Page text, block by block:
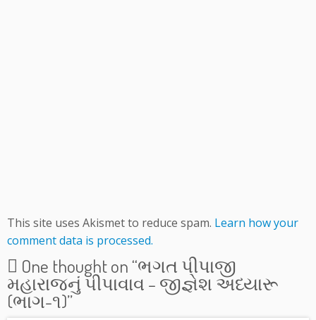
This site uses Akismet to reduce spam. Learn how your
comment data is processed.
One thought on “ભગત પીપાજી
મહારાજનું પીપાવાવ – જીજ્ઞેશ અધ્યારૂ
(ભાગ-૧)”